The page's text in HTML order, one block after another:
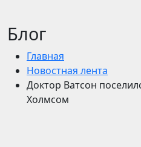
Блог
Главная
Новостная лента
Доктор Ватсон
Холмсом